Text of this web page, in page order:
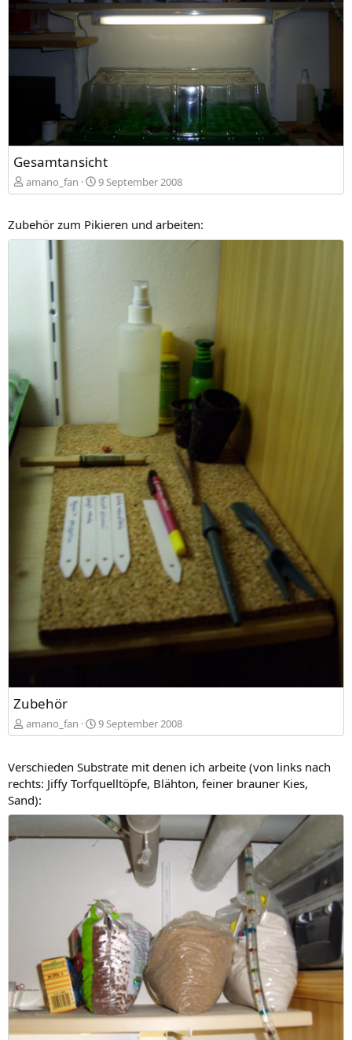
Gesamtansicht
amano_fan 9 September 2008
Zubehör zum Pikieren und arbeiten:
Zubehör
amano_fan 9 September 2008
Verschieden Substrate mit denen ich arbeite (von links nach
rechts: Jiffy Torfquelltöpfe, Blähton, feiner brauner Kies,
Sand):